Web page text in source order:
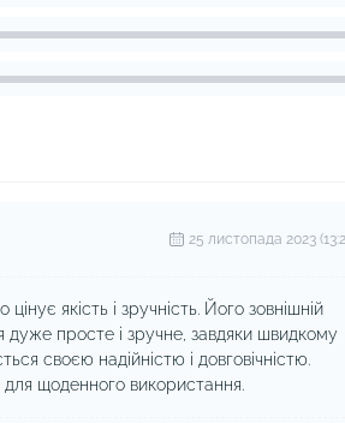
25 листопада 2023
якість і зручність. Його зовнішній
дуже просте і зручне, завдяки швидкому
своєю надійністю і довговічністю.
щоденного використання.